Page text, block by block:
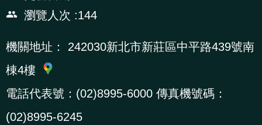
瀏覽人次
144
機關地址：
242030新北市新莊區中平路439號南
棟4樓
電話代表號：(02)8995-6000 傳真機號碼：
(02)8995-6245